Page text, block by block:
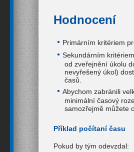
Hodnocení
Primárním kritériem
Sekundárním
od zveřejnění úkolu
nevyřešený úkol)
časů.
Abychom zabránili
minimální časový
samozřejmě můžete
Příklad počítaní času
Pokud by tým odevzdal: